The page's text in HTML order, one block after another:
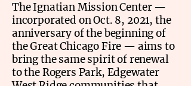
The Ignatian Mission Center —
incorporated on Oct. 8, 2021, the
anniversary of the beginning of
the Great Chicago Fire — aims to
bring the same spirit of renewal
to the Rogers Park, Edgewater